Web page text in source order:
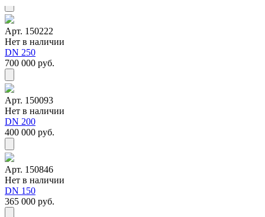
Арт. 150222
Нет в наличии
DN 250
700 000 руб.
Арт. 150093
Нет в наличии
DN 200
400 000 руб.
Арт. 150846
Нет в наличии
DN 150
365 000 руб.